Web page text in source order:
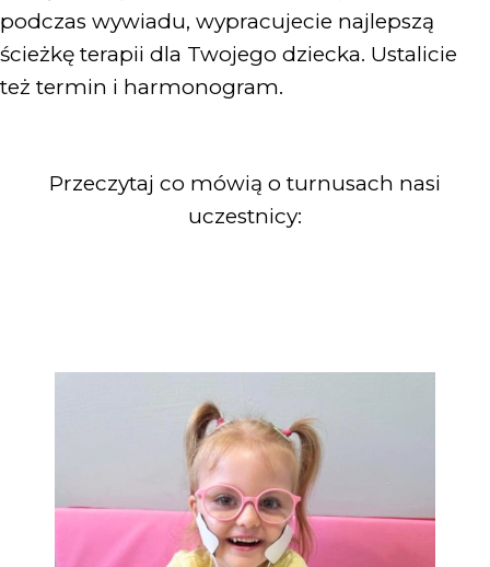
podczas wywiadu, wypracujecie najlepszą
ścieżkę terapii dla Twojego dziecka. Ustalicie
też termin i harmonogram.
Przeczytaj co mówią o turnusach nasi
uczestnicy: